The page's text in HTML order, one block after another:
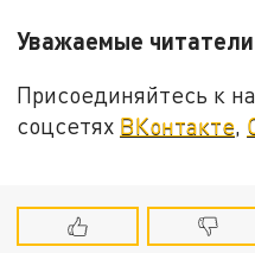
Уважаемые
Присоединяйтесь к
соцсетях ВКонтакте,